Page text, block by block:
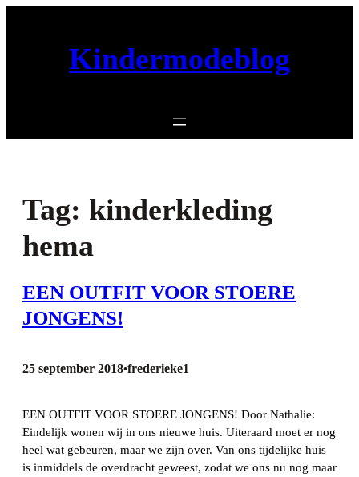
Kindermodeblog
Tag: kinderkleding
hema
EEN OUTFIT VOOR STOERE
JONGENS!
25 september 2018•frederieke1
EEN OUTFIT VOOR STOERE JONGENS! Door Nathalie:
Eindelijk wonen wij in ons nieuwe huis. Uiteraard moet er nog
heel wat gebeuren, maar we zijn over. Van ons tijdelijke huis
is inmiddels de overdracht geweest, zodat we ons nu nog maar